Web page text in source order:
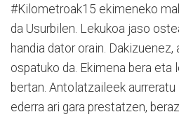
#Kilometroak15 ekimeneko
da Usurbilen. Lekukoa jaso
handia dator orain. Dakizuenez,
ospatuko da. Ekimena bera eta
bertan. Antolatzaileek
ederra ari gara prestatzen,